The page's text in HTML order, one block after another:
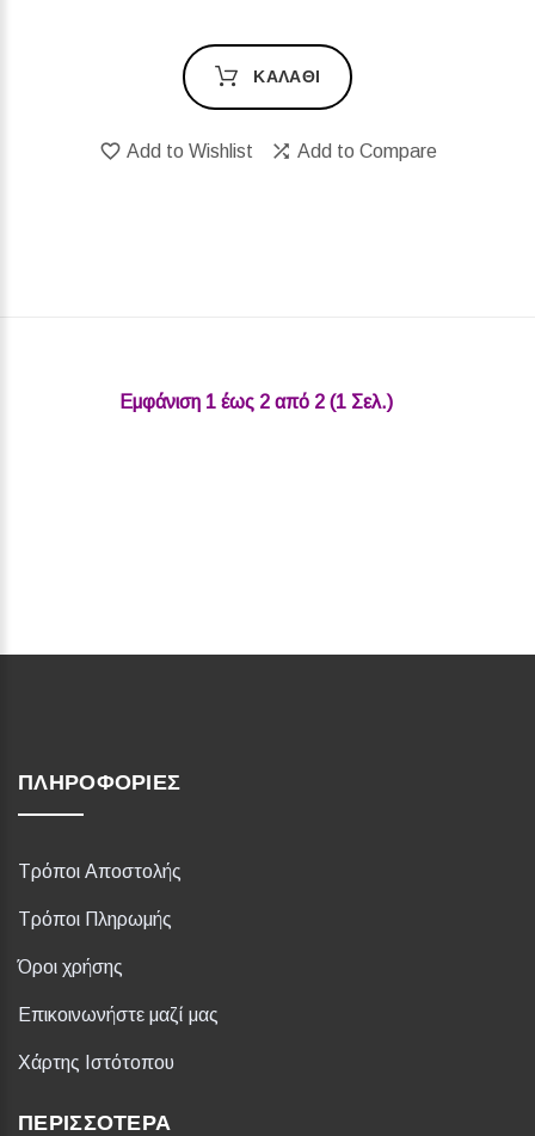
ΚΑΛΆΘΙ
Add to Wishlist Add to Compare
Εμφάνιση 1 έως 2 από 2 (1 Σελ.)‎
ΠΛΗΡΟΦΟΡΊΕΣ
Τρόποι Αποστολής
Τρόποι Πληρωμής
Όροι χρήσης
Επικοινωνήστε μαζί μας
Χάρτης Ιστότοπου
ΠΕΡΙΣΣΌΤΕΡΑ